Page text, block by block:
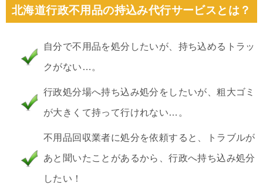
北海道行政不用品の持込み代行サービスとは？
自分で不用品を処分したいが、持ち込めるトラッ
クがない…。
行政処分場へ持ち込み処分をしたいが、粗大ゴミ
が大きくて持って行けれない…。
不用品回収業者に処分を依頼すると、トラブルが
あと聞いたことがあるから、行政へ持ち込み処分
したい！